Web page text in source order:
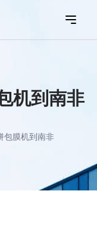
机到南非
包膜机到南非